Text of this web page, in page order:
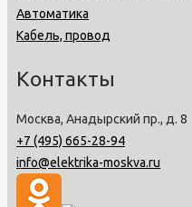
Автоматика
Кабель, провод
Контакты
Москва, Анадырский пр., д. 8
+7 (495) 665-28-94
info@elektrika-moskva.ru